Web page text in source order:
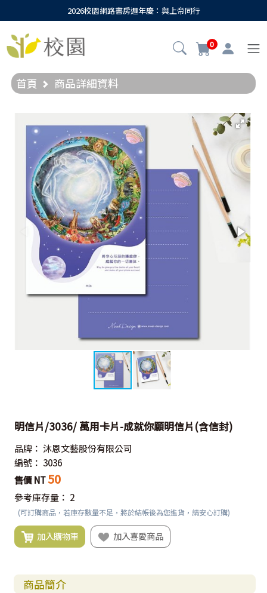
2026校園網路書房週年慶：與上帝同行
0
首頁 商品詳細資料
明信片/3036/ 萬用卡片-成就你願明信片(含信封)
品牌： 沐恩文藝股份有限公司
編號： 3036
售價 NT50
參考庫存量： 2
(可訂購商品，若庫存數量不足，將於結帳後為您進貨，請安心訂購)
加入購物車 加入喜愛商品
商品簡介